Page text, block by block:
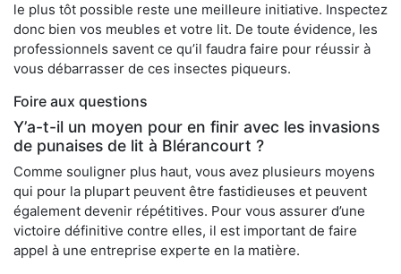
le plus tôt possible reste une meilleure initiative. Inspectez
donc bien vos meubles et votre lit. De toute évidence, les
professionnels savent ce qu’il faudra faire pour réussir à
vous débarrasser de ces insectes piqueurs.
Foire aux questions
Y’a-t-il un moyen pour en finir avec les invasions
de punaises de lit à Blérancourt ?
Comme souligner plus haut, vous avez plusieurs moyens
qui pour la plupart peuvent être fastidieuses et peuvent
également devenir répétitives. Pour vous assurer d’une
victoire définitive contre elles, il est important de faire
appel à une entreprise experte en la matière.